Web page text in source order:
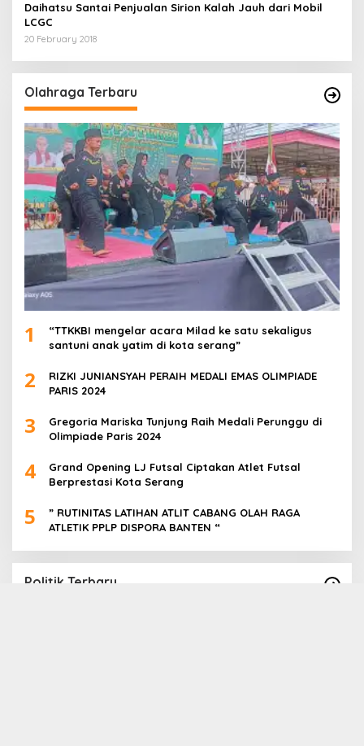
Daihatsu Santai Penjualan Sirion Kalah Jauh dari Mobil
LCGC
20 February 2018
Olahraga Terbaru
1
“TTKKBI mengelar acara Milad ke satu sekaligus
santuni anak yatim di kota serang”
2
RIZKI JUNIANSYAH PERAIH MEDALI EMAS OLIMPIADE
PARIS 2024
3
Gregoria Mariska Tunjung Raih Medali Perunggu di
Olimpiade Paris 2024
4
Grand Opening LJ Futsal Ciptakan Atlet Futsal
Berprestasi Kota Serang
5
” RUTINITAS LATIHAN ATLIT CABANG OLAH RAGA
ATLETIK PPLP DISPORA BANTEN “
Politik Terbaru